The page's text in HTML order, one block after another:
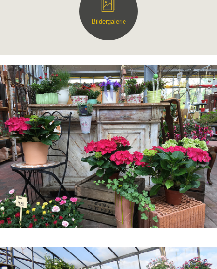
Bildergalerie